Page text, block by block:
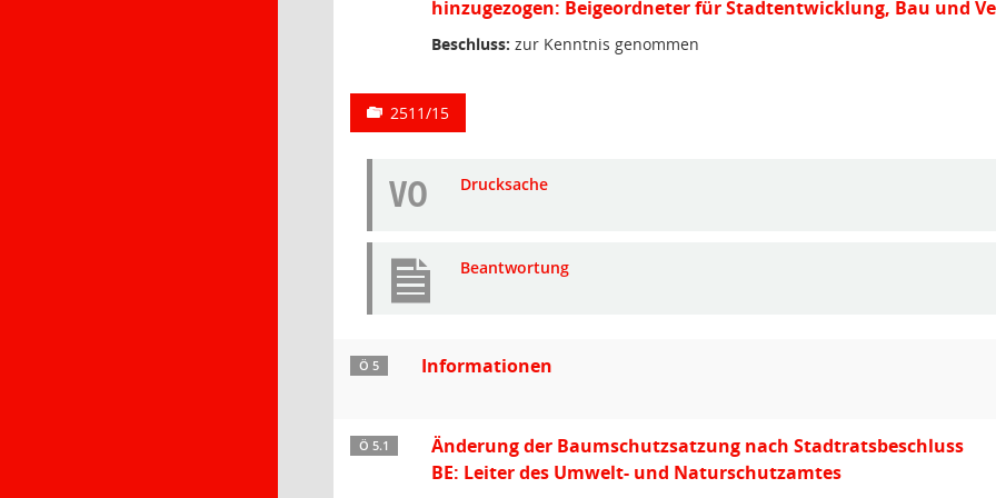
hinzugezogen: Beigeordneter für Stadtentwicklung, Bau und
Beschluss: zur Kenntnis genommen
2511/15
VO Drucksache
Beantwortung
Ö 5 Informationen
Ö 5.1
Änderung der Baumschutzsatzung nach Stadtratsbeschluss
BE: Leiter des Umwelt- und Naturschutzamtes